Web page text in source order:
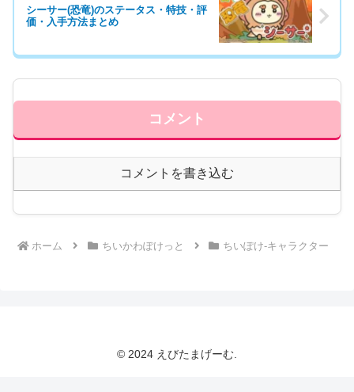
シーサー(恐竜)のステータス・特技・評
価・入手方法まとめ
コメント
コメントを書き込む
ホーム ちいかわぽけっと ちいぽけ-キャラクター
© 2024 えびたまげーむ.